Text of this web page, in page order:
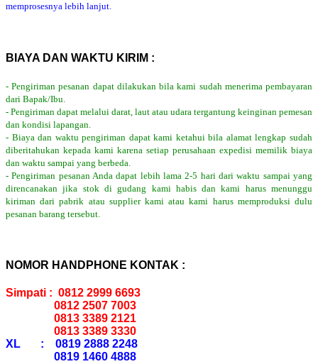
memprosesnya lebih lanjut.
BIAYA DAN WAKTU KIRIM :
- Pengiriman pesanan dapat dilakukan bila kami sudah menerima pembayaran
dari Bapak/Ibu.
- Pengiriman dapat melalui darat, laut atau udara tergantung keinginan pemesan
dan kondisi lapangan.
- Biaya dan waktu pengiriman dapat kami ketahui bila alamat lengkap sudah
diberitahukan kepada kami karena setiap perusahaan expedisi memilik biaya
dan waktu sampai yang berbeda.
- Pengiriman pesanan Anda dapat lebih lama 2-5 hari dari waktu sampai yang
direncanakan jika stok di gudang kami habis dan kami harus menunggu
kiriman dari pabrik atau supplier kami atau kami harus memproduksi dulu
pesanan barang tersebut.
NOMOR HANDPHONE KONTAK :
Simpati : 0812 2999 6693
0812 2507 7003
0813 3389 2121
0813 3389 3330
XL : 0819 2888 2248
0819 1460 4888